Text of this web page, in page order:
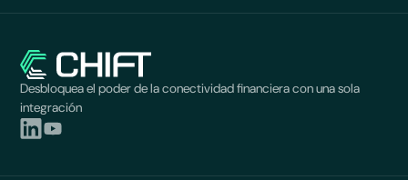
Desbloquea el poder de la conectividad financiera con una sola
integración